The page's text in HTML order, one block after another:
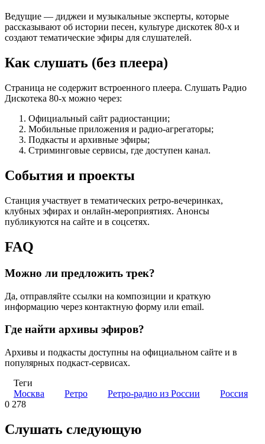
Ведущие — диджеи и музыкальные эксперты, которые
рассказывают об истории песен, культуре дискотек 80-х и
создают тематические эфиры для слушателей.
Как слушать (без плеера)
Страница не содержит встроенного плеера. Слушать Радио
Дискотека 80-х можно через:
Официальный сайт радиостанции;
Мобильные приложения и радио-агрегаторы;
Подкасты и архивные эфиры;
Стриминговые сервисы, где доступен канал.
События и проекты
Станция участвует в тематических ретро-вечеринках,
клубных эфирах и онлайн-мероприятиях. Анонсы
публикуются на сайте и в соцсетях.
FAQ
Можно ли предложить трек?
Да, отправляйте ссылки на композиции и краткую
информацию через контактную форму или email.
Где найти архивы эфиров?
Архивы и подкасты доступны на официальном сайте и в
популярных подкаст-сервисах.
Теги
Москва
Ретро Ретро-радио из России
Россия
0 278
Слушать следующую